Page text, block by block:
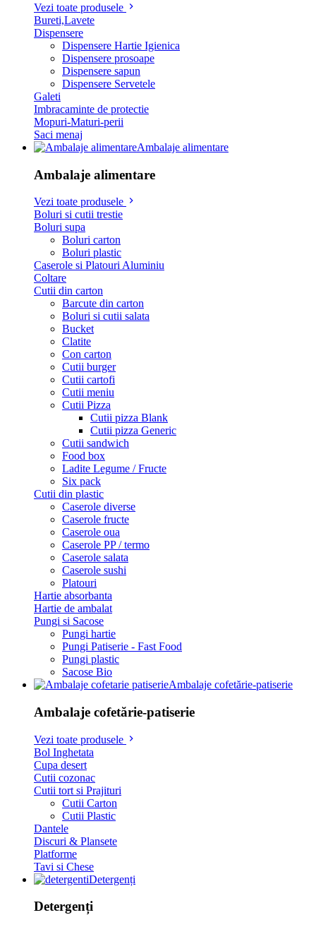
Vezi toate produsele
Bureti,Lavete
Dispensere
Dispensere Hartie Igienica
Dispensere prosoape
Dispensere sapun
Dispensere Servetele
Galeti
Imbracaminte de protectie
Mopuri-Maturi-perii
Saci menaj
Ambalaje alimentare
Ambalaje alimentare
Vezi toate produsele
Boluri si cutii trestie
Boluri supa
Boluri carton
Boluri plastic
Caserole si Platouri Aluminiu
Coltare
Cutii din carton
Barcute din carton
Boluri si cutii salata
Bucket
Clatite
Con carton
Cutii burger
Cutii cartofi
Cutii meniu
Cutii Pizza
Cutii pizza Blank
Cutii pizza Generic
Cutii sandwich
Food box
Ladite Legume / Fructe
Six pack
Cutii din plastic
Caserole diverse
Caserole fructe
Caserole oua
Caserole PP / termo
Caserole salata
Caserole sushi
Platouri
Hartie absorbanta
Hartie de ambalat
Pungi si Sacose
Pungi hartie
Pungi Patiserie - Fast Food
Pungi plastic
Sacose Bio
Ambalaje cofetărie-patiserie
Ambalaje cofetărie-patiserie
Vezi toate produsele
Bol Inghetata
Cupa desert
Cutii cozonac
Cutii tort si Prajituri
Cutii Carton
Cutii Plastic
Dantele
Discuri & Plansete
Platforme
Tavi si Chese
Detergenți
Detergenți